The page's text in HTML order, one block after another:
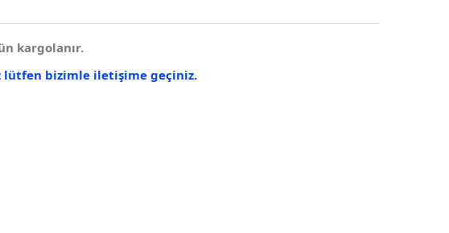
kargolanır.
lütfen bizimle iletişime geçiniz.